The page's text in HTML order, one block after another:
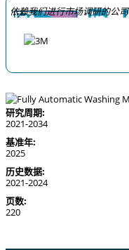
依赖我们进行市场调研的公司
研究周期:
2021-2034
基准年:
2025
历史数据:
2021-2024
页数:
220